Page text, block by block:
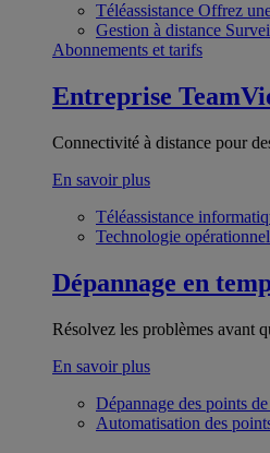
Téléassistance Offrez
Gestion à distance
Abonnements et tarifs
Entreprise
Connectivité à distance pour
En savoir plus
Téléassistance
Technologie
Dépannage en
Résolvez les problèmes avant
En savoir plus
Dépannage des points
Automatisation des